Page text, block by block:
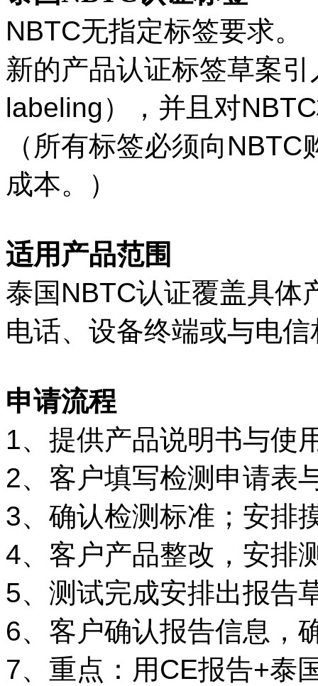
NBTC无指定标签要求。
新的产品认证标签草案
labeling），并且对
（所有标签必须向
成本。）
适用产品范围
泰国NBTC认证覆盖具体
电话、设备终端或与电
申请流程
1、提供产品说明书与使
2、客户填写检测申请表
3、确认检测标准；安排
4、客户产品整改，安排
5、测试完成安排出报告
6、客户确认报告信息，
7、重点：用CE报告+泰